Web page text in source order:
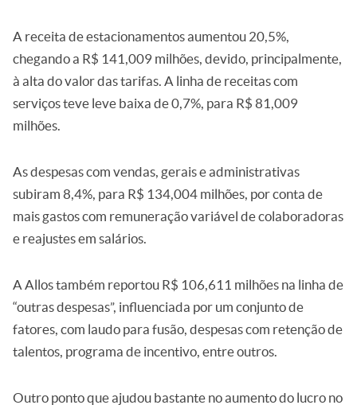
A receita de estacionamentos aumentou 20,5%,
chegando a R$ 141,009 milhões, devido, principalmente,
à alta do valor das tarifas. A linha de receitas com
serviços teve leve baixa de 0,7%, para R$ 81,009
milhões.
As despesas com vendas, gerais e administrativas
subiram 8,4%, para R$ 134,004 milhões, por conta de
mais gastos com remuneração variável de colaboradoras
e reajustes em salários.
A Allos também reportou R$ 106,611 milhões na linha de
“outras despesas”, influenciada por um conjunto de
fatores, com laudo para fusão, despesas com retenção de
talentos, programa de incentivo, entre outros.
Outro ponto que ajudou bastante no aumento do lucro no